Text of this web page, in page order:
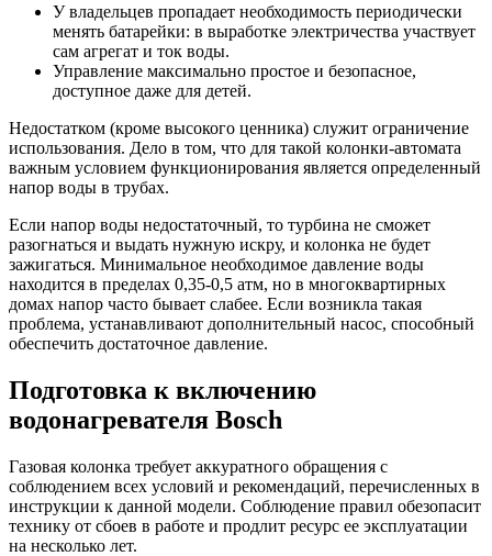
У владельцев пропадает необходимость периодически
менять батарейки: в выработке электричества участвует
сам агрегат и ток воды.
Управление максимально простое и безопасное,
доступное даже для детей.
Недостатком (кроме высокого ценника) служит ограничение
использования. Дело в том, что для такой колонки-автомата
важным условием функционирования является определенный
напор воды в трубах.
Если напор воды недостаточный, то турбина не сможет
разогнаться и выдать нужную искру, и колонка не будет
зажигаться. Минимальное необходимое давление воды
находится в пределах 0,35-0,5 атм, но в многоквартирных
домах напор часто бывает слабее. Если возникла такая
проблема, устанавливают дополнительный насос, способный
обеспечить достаточное давление.
Подготовка к включению
водонагревателя Bosch
Газовая колонка требует аккуратного обращения с
соблюдением всех условий и рекомендаций, перечисленных в
инструкции к данной модели. Соблюдение правил обезопасит
технику от сбоев в работе и продлит ресурс ее эксплуатации
на несколько лет.